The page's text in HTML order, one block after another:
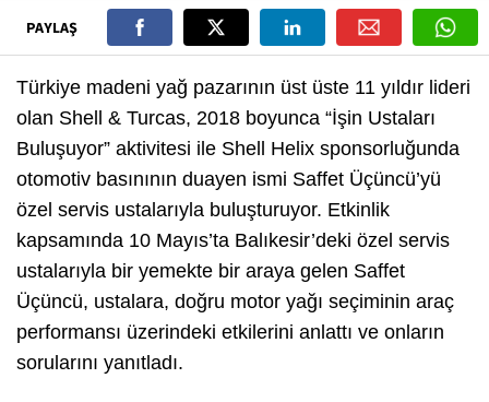
PAYLAŞ
Türkiye madeni yağ pazarının üst üste 11 yıldır lideri
olan Shell & Turcas, 2018 boyunca “İşin Ustaları
Buluşuyor” aktivitesi ile Shell Helix sponsorluğunda
otomotiv basınının duayen ismi Saffet Üçüncü’yü
özel servis ustalarıyla buluşturuyor. Etkinlik
kapsamında 10 Mayıs’ta Balıkesir’deki özel servis
ustalarıyla bir yemekte bir araya gelen Saffet
Üçüncü, ustalara, doğru motor yağı seçiminin araç
performansı üzerindeki etkilerini anlattı ve onların
sorularını yanıtladı.